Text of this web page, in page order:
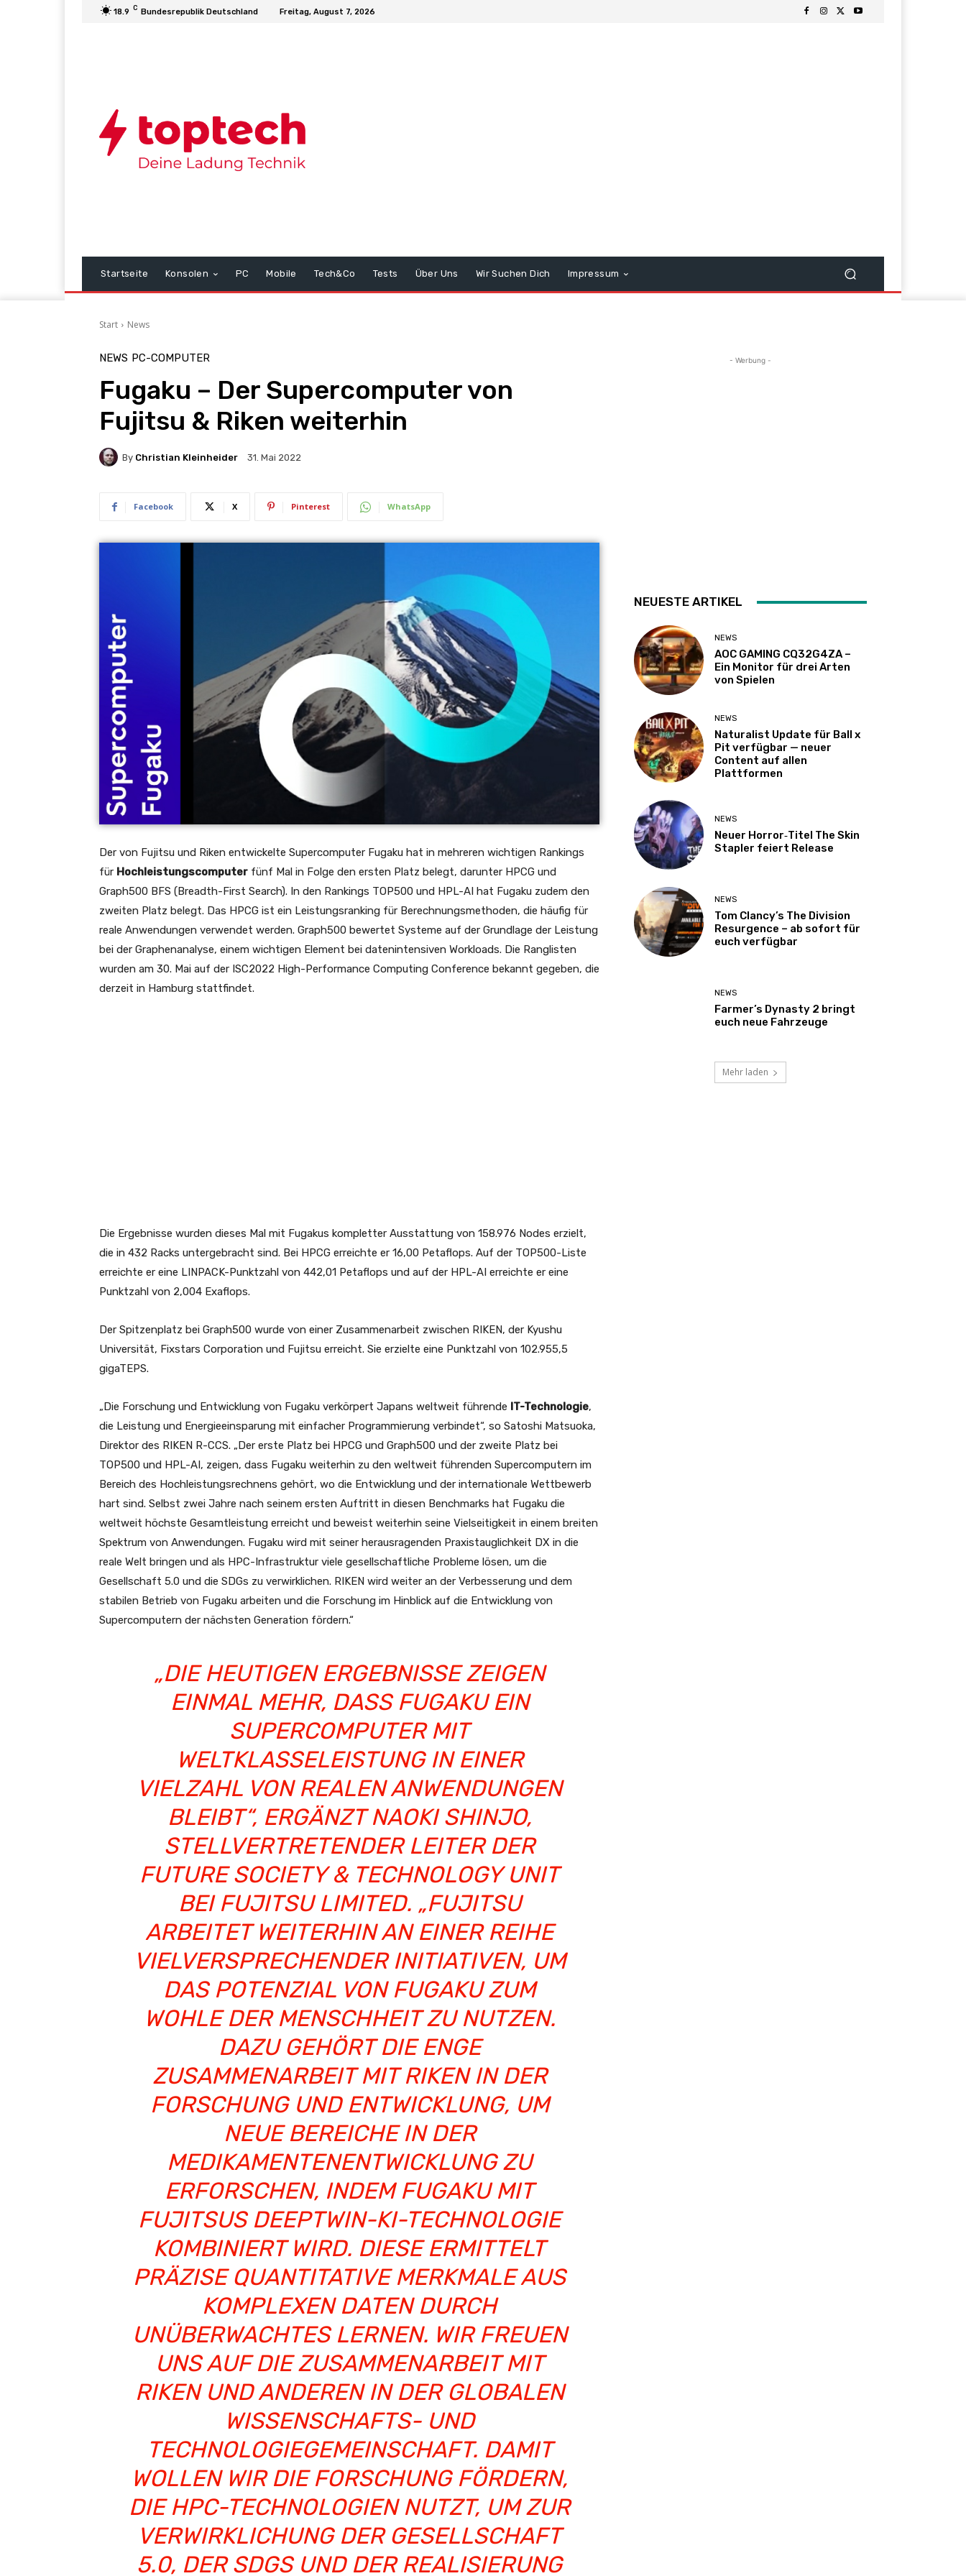
18.9 C Bundesrepublik Deutschland Freitag, August 7, 2026
Startseite Konsolen PC Mobile Tech&Co Tests Über Uns Wir Suchen Dich Impressum
Start News
NEWS PC-COMPUTER
Fugaku – Der Supercomputer von
Fujitsu & Riken weiterhin
By Christian Kleinheider 31. Mai 2022
Facebook X Pinterest WhatsApp
Der von Fujitsu und Riken entwickelte Supercomputer Fugaku hat in mehreren wichtigen Rankings
für Hochleistungscomputer fünf Mal in Folge den ersten Platz belegt, darunter HPCG und
Graph500 BFS (Breadth-First Search). In den Rankings TOP500 und HPL-AI hat Fugaku zudem den
zweiten Platz belegt. Das HPCG ist ein Leistungsranking für Berechnungsmethoden, die häufig für
reale Anwendungen verwendet werden. Graph500 bewertet Systeme auf der Grundlage der Leistung
bei der Graphenanalyse, einem wichtigen Element bei datenintensiven Workloads. Die Ranglisten
wurden am 30. Mai auf der ISC2022 High-Performance Computing Conference bekannt gegeben, die
derzeit in Hamburg stattfindet.
Die Ergebnisse wurden dieses Mal mit Fugakus kompletter Ausstattung von 158.976 Nodes erzielt,
die in 432 Racks untergebracht sind. Bei HPCG erreichte er 16,00 Petaflops. Auf der TOP500-Liste
erreichte er eine LINPACK-Punktzahl von 442,01 Petaflops und auf der HPL-AI erreichte er eine
Punktzahl von 2,004 Exaflops.
Der Spitzenplatz bei Graph500 wurde von einer Zusammenarbeit zwischen RIKEN, der Kyushu
Universität, Fixstars Corporation und Fujitsu erreicht. Sie erzielte eine Punktzahl von 102.955,5
gigaTEPS.
„Die Forschung und Entwicklung von Fugaku verkörpert Japans weltweit führende IT-Technologie,
die Leistung und Energieeinsparung mit einfacher Programmierung verbindet“, so Satoshi Matsuoka,
Direktor des RIKEN R-CCS. „Der erste Platz bei HPCG und Graph500 und der zweite Platz bei
TOP500 und HPL-AI, zeigen, dass Fugaku weiterhin zu den weltweit führenden Supercomputern im
Bereich des Hochleistungsrechnens gehört, wo die Entwicklung und der internationale Wettbewerb
hart sind. Selbst zwei Jahre nach seinem ersten Auftritt in diesen Benchmarks hat Fugaku die
weltweit höchste Gesamtleistung erreicht und beweist weiterhin seine Vielseitigkeit in einem breiten
Spektrum von Anwendungen. Fugaku wird mit seiner herausragenden Praxistauglichkeit DX in die
reale Welt bringen und als HPC-Infrastruktur viele gesellschaftliche Probleme lösen, um die
Gesellschaft 5.0 und die SDGs zu verwirklichen. RIKEN wird weiter an der Verbesserung und dem
stabilen Betrieb von Fugaku arbeiten und die Forschung im Hinblick auf die Entwicklung von
Supercomputern der nächsten Generation fördern.“
„DIE HEUTIGEN ERGEBNISSE ZEIGEN
EINMAL MEHR, DASS FUGAKU EIN
SUPERCOMPUTER MIT
WELTKLASSELEISTUNG IN EINER
VIELZAHL VON REALEN ANWENDUNGEN
BLEIBT“, ERGÄNZT NAOKI SHINJO,
STELLVERTRETENDER LEITER DER
FUTURE SOCIETY & TECHNOLOGY UNIT
BEI FUJITSU LIMITED. „FUJITSU
ARBEITET WEITERHIN AN EINER REIHE
VIELVERSPRECHENDER INITIATIVEN, UM
DAS POTENZIAL VON FUGAKU ZUM
WOHLE DER MENSCHHEIT ZU NUTZEN.
DAZU GEHÖRT DIE ENGE
ZUSAMMENARBEIT MIT RIKEN IN DER
FORSCHUNG UND ENTWICKLUNG, UM
NEUE BEREICHE IN DER
MEDIKAMENTENENTWICKLUNG ZU
ERFORSCHEN, INDEM FUGAKU MIT
FUJITSUS DEEPTWIN-KI-TECHNOLOGIE
KOMBINIERT WIRD. DIESE ERMITTELT
PRÄZISE QUANTITATIVE MERKMALE AUS
KOMPLEXEN DATEN DURCH
UNÜBERWACHTES LERNEN. WIR FREUEN
UNS AUF DIE ZUSAMMENARBEIT MIT
RIKEN UND ANDEREN IN DER GLOBALEN
WISSENSCHAFTS- UND
TECHNOLOGIEGEMEINSCHAFT. DAMIT
WOLLEN WIR DIE FORSCHUNG FÖRDERN,
DIE HPC-TECHNOLOGIEN NUTZT, UM ZUR
VERWIRKLICHUNG DER GESELLSCHAFT
5.0, DER SDGS UND DER REALISIERUNG
- Werbung -
NEUESTE ARTIKEL
NEWS
AOC GAMING CQ32G4ZA –
Ein Monitor für drei Arten
von Spielen
NEWS
Naturalist Update für Ball x
Pit verfügbar — neuer
Content auf allen
Plattformen
NEWS
Neuer Horror‑Titel The Skin
Stapler feiert Release
NEWS
Tom Clancy’s The Division
Resurgence – ab sofort für
euch verfügbar
NEWS
Farmer’s Dynasty 2 bringt
euch neue Fahrzeuge
Mehr laden